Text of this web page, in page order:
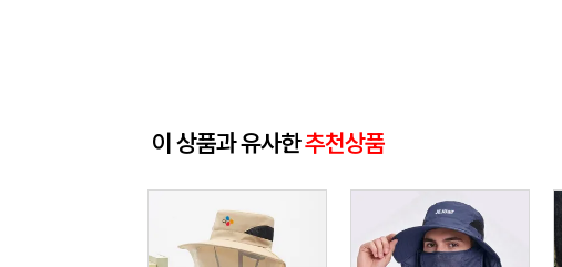
이 상품과 유사한추천상품